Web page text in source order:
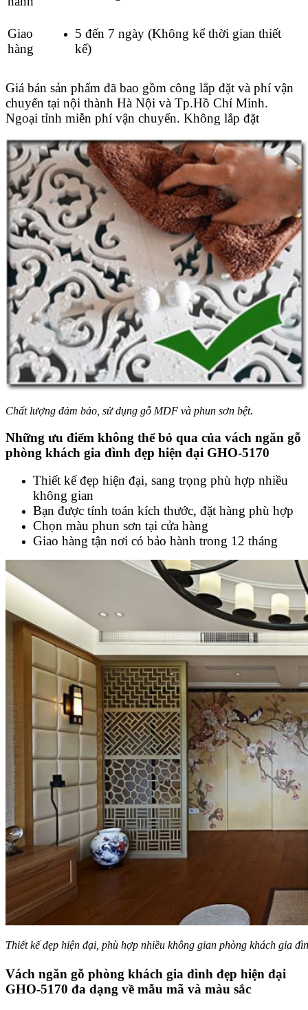
Giao
hàng
5 đến 7 ngày (Không kể thời gian thiết
kế)
Giá bán sản phẩm đã bao gồm công lắp đặt và phí vận
chuyển tại nội thành Hà Nội và Tp.Hồ Chí Minh.
Ngoại tỉnh miễn phí vận chuyển. Không lắp đặt
Chất lượng đảm bảo, sử dụng gỗ MDF và phun sơn bệt.
Những ưu điểm không thể bỏ qua của vách ngăn gỗ
phòng khách gia đình đẹp hiện đại GHO-5170
Thiết kế đẹp hiện đại, sang trọng phù hợp nhiều
không gian
Bạn được tính toán kích thước, đặt hàng phù hợp
Chọn màu phun sơn tại cửa hàng
Giao hàng tận nơi có bảo hành trong 12 tháng
Thiết kế đẹp hiện đại, phù hợp nhiều không gian phòng khách gia
Vách ngăn gỗ phòng khách gia đình đẹp hiện đại
GHO-5170 đa dạng về mẫu mã và màu sắc